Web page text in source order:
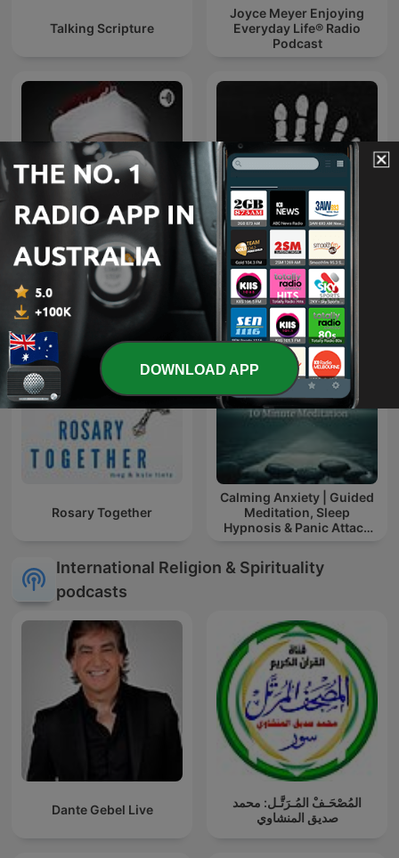
Talking Scripture
Joyce Meyer Enjoying
Everyday Life® Radio
Podcast
قرآن كريم مجود بصوت الشيخ
عبد الباسط عبد الصمد صدقة
جارية
The Confessionals
Rosary Together
Calming Anxiety | Guided
Meditation, Sleep
Hypnosis & Panic Attack
International Religion & Spirituality
podcasts
Dante Gebel Live
المُصْحَـفْ المُـرَتَّـل: محمد
صديق المنشاوي
DOWNLOAD APP